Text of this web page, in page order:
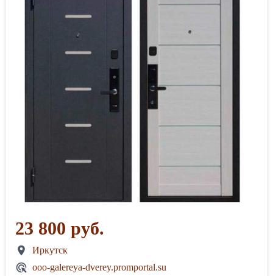
23 800 руб.
Иркутск
ooo-galereya-dverey.promportal.su